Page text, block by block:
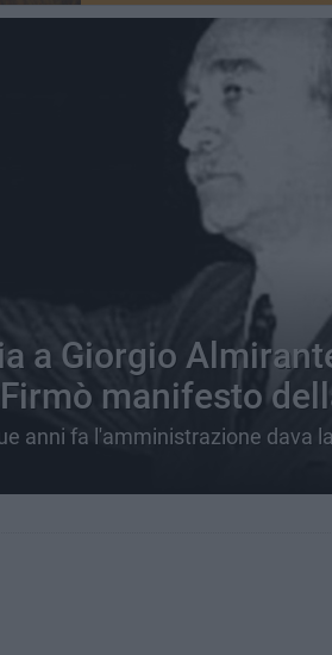
a Giorgio
manifesto
anni fa l'amministrazione dava